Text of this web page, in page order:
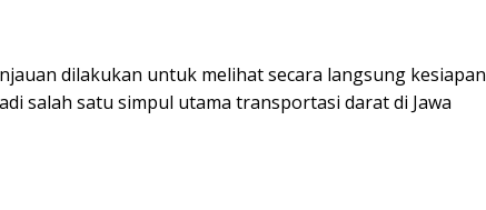
dilakukan untuk melihat secara langsung kesiapan
salah satu simpul utama transportasi darat di Jawa